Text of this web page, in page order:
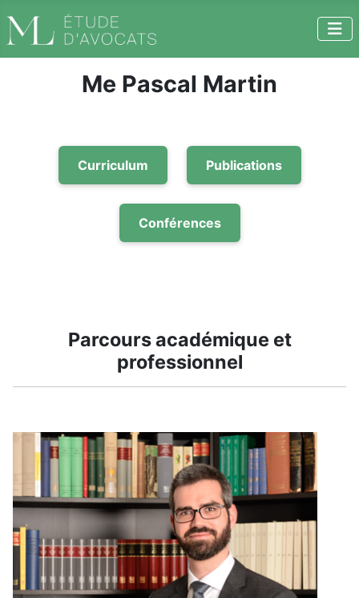
Me Pascal Martin
Curriculum Publications
Conférences
Parcours académique et
professionnel